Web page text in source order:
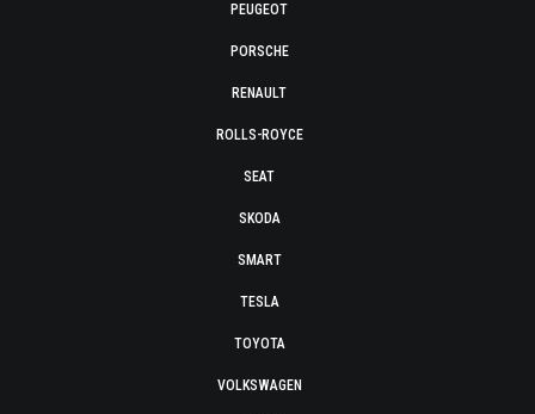
PEUGEOT
PORSCHE
RENAULT
ROLLS-ROYCE
SEAT
SKODA
SMART
TESLA
TOYOTA
VOLKSWAGEN